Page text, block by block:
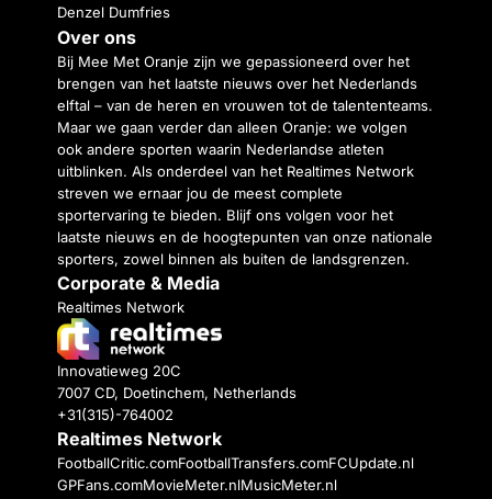
Denzel Dumfries
Over ons
Bij Mee Met Oranje zijn we gepassioneerd over het
brengen van het laatste nieuws over het Nederlands
elftal – van de heren en vrouwen tot de talententeams.
Maar we gaan verder dan alleen Oranje: we volgen
ook andere sporten waarin Nederlandse atleten
uitblinken. Als onderdeel van het Realtimes Network
streven we ernaar jou de meest complete
sportervaring te bieden. Blijf ons volgen voor het
laatste nieuws en de hoogtepunten van onze nationale
sporters, zowel binnen als buiten de landsgrenzen.
Corporate & Media
Realtimes Network
Innovatieweg 20C
7007 CD, Doetinchem, Netherlands
+31(315)-764002
Realtimes Network
FootballCritic.comFootballTransfers.comFCUpdate.nl
GPFans.comMovieMeter.nlMusicMeter.nl